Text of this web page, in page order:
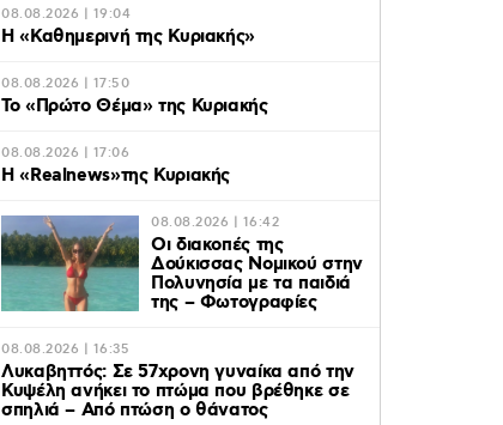
08.08.2026 | 19:04
H «Καθημερινή της Κυριακής»
08.08.2026 | 17:50
Το «Πρώτο Θέμα» της Κυριακής
08.08.2026 | 17:06
Η «Realnews»της Κυριακής
08.08.2026 | 16:42
Οι διακοπές της
Δούκισσας Νομικού στην
Πολυνησία με τα παιδιά
της – Φωτογραφίες
08.08.2026 | 16:35
Λυκαβηττός: Σε 57χρονη γυναίκα από την
Κυψέλη ανήκει το πτώμα που βρέθηκε σε
σπηλιά – Από πτώση ο θάνατος